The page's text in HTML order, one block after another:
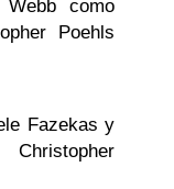
Webb como
Poehls
Fazekas y